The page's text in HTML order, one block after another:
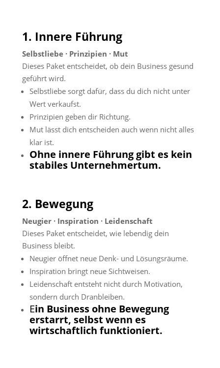
1. Innere Führung
Selbstliebe · Prinzipien · Mut
Dieses Paket entscheidet, ob dein Business gesund
geführt wird.
Selbstliebe sorgt dafür, dass du dich nicht unter
Wert verkaufst.
Prinzipien geben dir Richtung.
Mut lässt dich entscheiden auch wenn nicht alles
klar ist.
Ohne innere Führung gibt es kein
stabiles Unternehmertum.
2. Bewegung
Neugier · Inspiration · Leidenschaft
Dieses Paket entscheidet, wie lebendig dein
Business bleibt.
Neugier öffnet neue Denk- und Lösungsräume.
Inspiration bringt neue Sichtweisen.
Leidenschaft entsteht nicht durch Motivation,
sondern durch Dranbleiben.
Ein Business ohne Bewegung
erstarrt, selbst wenn es
wirtschaftlich funktioniert.